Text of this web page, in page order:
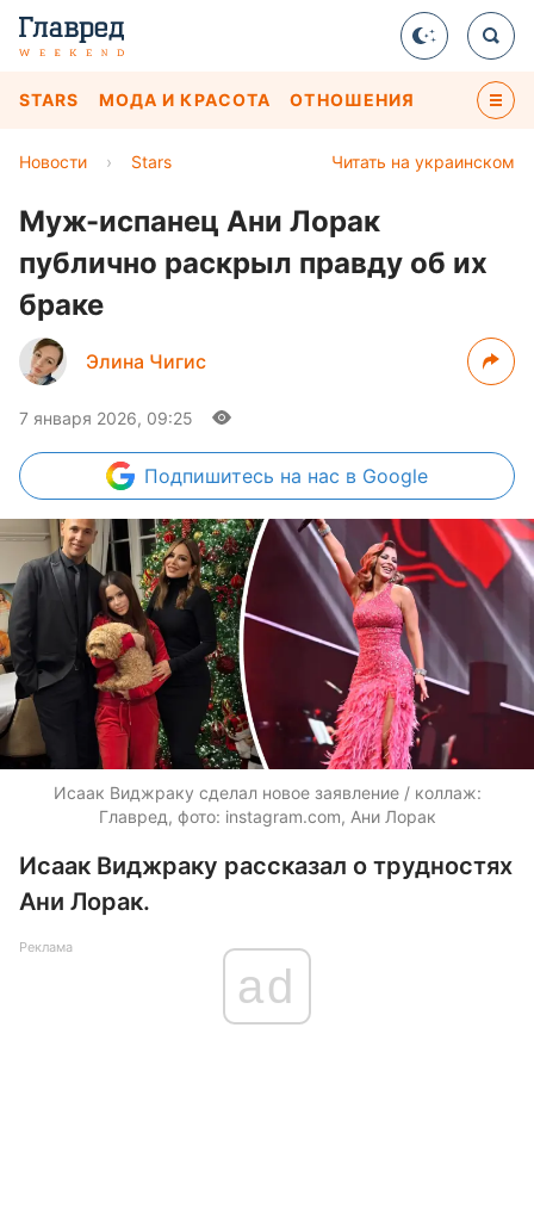
STARS МОДА И КРАСОТА ОТНОШЕНИЯ
Читать на украинском
Новости › Stars
Муж-испанец Ани Лорак
публично раскрыл правду об их
браке
Элина Чигис
7 января 2026, 09:25
Подпишитесь на нас в Google
Исаак Виджраку сделал новое заявление / коллаж:
Главред, фото: instagram.com, Ани Лорак
Исаак Виджраку рассказал о трудностях
Ани Лорак.
Реклама
ad